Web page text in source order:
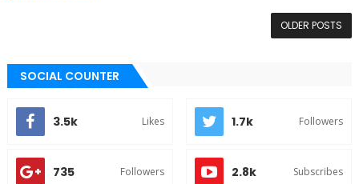
OLDER POSTS
SOCIAL COUNTER
3.5k Likes 1.7k Followers
735 Followers 2.8k Subscribes